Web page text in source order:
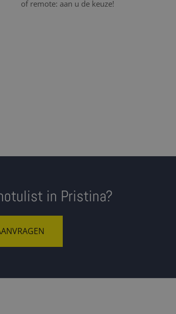
of remote: aan u de keuze!
in Pristina?